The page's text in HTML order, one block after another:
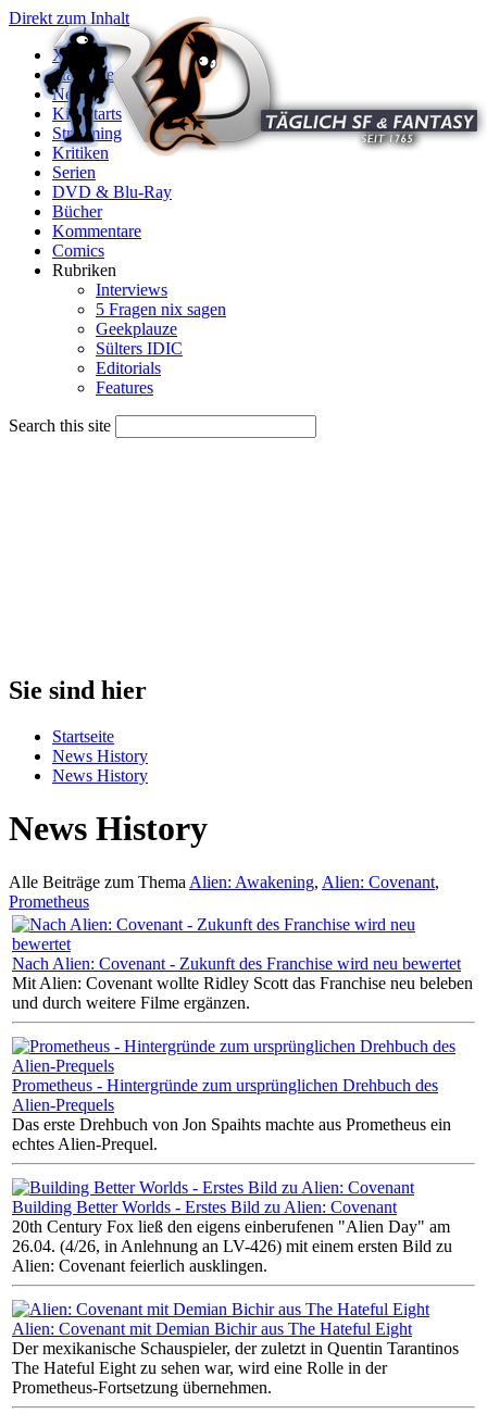
Direkt zum Inhalt
X
Startseite
News
Kinostarts
Streaming
Kritiken
Serien
DVD & Blu-Ray
Bücher
Kommentare
Comics
Rubriken
Interviews
5 Fragen nix sagen
Geekplauze
Sülters IDIC
Editorials
Features
Search this site
Sie sind hier
Startseite
News History
News History
News History
Alle Beiträge zum Thema Alien: Awakening, Alien: Covenant,
Prometheus
Nach Alien: Covenant - Zukunft des Franchise wird neu bewertet
Mit Alien: Covenant wollte Ridley Scott das Franchise neu beleben
und durch weitere Filme ergänzen.
Prometheus - Hintergründe zum ursprünglichen Drehbuch des
Alien-Prequels
Das erste Drehbuch von Jon Spaihts machte aus Prometheus ein
echtes Alien-Prequel.
Building Better Worlds - Erstes Bild zu Alien: Covenant
20th Century Fox ließ den eigens einberufenen "Alien Day" am
26.04. (4/26, in Anlehnung an LV-426) mit einem ersten Bild zu
Alien: Covenant feierlich ausklingen.
Alien: Covenant mit Demian Bichir aus The Hateful Eight
Der mexikanische Schauspieler, der zuletzt in Quentin Tarantinos
The Hateful Eight zu sehen war, wird eine Rolle in der
Prometheus-Fortsetzung übernehmen.